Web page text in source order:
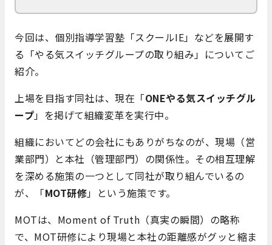
今回は、個別指導学習塾「スクールIE」などを展開す
る「やる気スイッチグループの取り組み」についてご
紹介。
上場を目指す同社は、現在「ONEやる気スイッチグル
ープ」を掲げて組織変革を実行中。
組織においてどの会社にもありがちなのが、現場（営
業部門）と本社（管理部門）の関係性。その相互理解
を深める施策の一つとして同社が取り組んでいるの
が、「MOT研修」という施策です。
MOTは、Moment of Truth（真実の瞬間）の略称
で、MOT研修により現場と本社の距離感がグッと縮ま